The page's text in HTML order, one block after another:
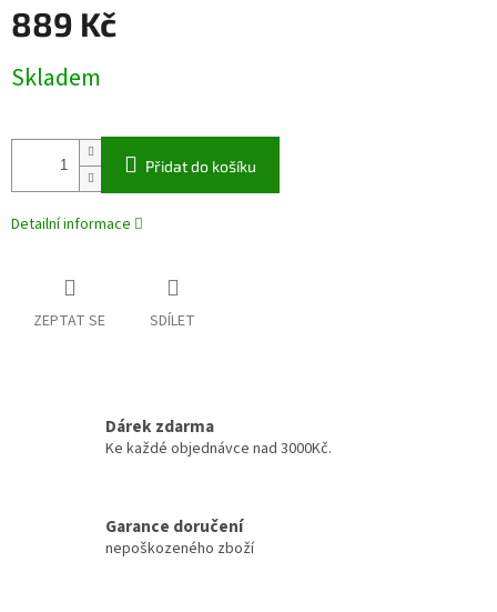
889 Kč
cena:
Skladem
Přidat do košíku
Detailní informace
ZEPTAT SE SDÍLET
Dárek zdarma
Ke každé objednávce nad 3000Kč.
Garance doručení
nepoškozeného zboží